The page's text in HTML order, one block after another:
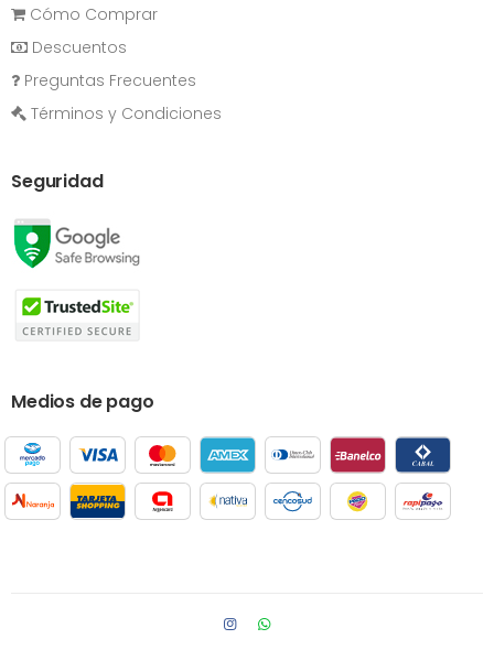
Cómo Comprar
Descuentos
Preguntas Frecuentes
Términos y Condiciones
Seguridad
Medios de pago